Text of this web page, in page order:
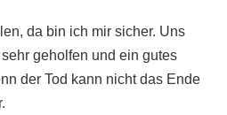
da bin ich mir sicher. Uns
geholfen und ein gutes
der Tod kann nicht das Ende